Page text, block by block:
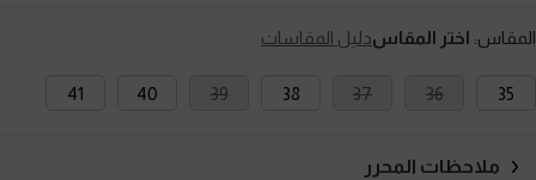
المقاس: اختر المقاسدليل المقاسات
35
36
37
38
39
40
41
ملاحظات المحرر